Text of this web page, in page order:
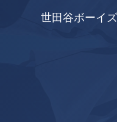
世田谷ボーイ